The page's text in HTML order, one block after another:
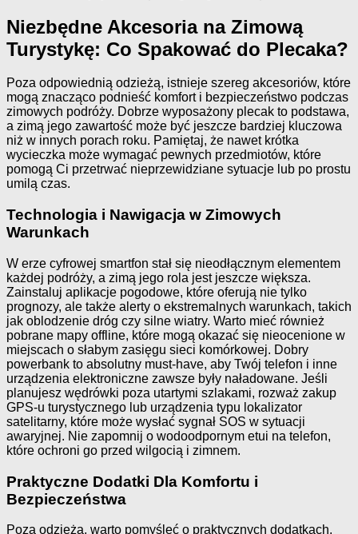
Niezbędne Akcesoria na Zimową
Turystykę: Co Spakować do Plecaka?
Poza odpowiednią odzieżą, istnieje szereg akcesoriów, które
mogą znacząco podnieść komfort i bezpieczeństwo podczas
zimowych podróży. Dobrze wyposażony plecak to podstawa,
a zimą jego zawartość może być jeszcze bardziej kluczowa
niż w innych porach roku. Pamiętaj, że nawet krótka
wycieczka może wymagać pewnych przedmiotów, które
pomogą Ci przetrwać nieprzewidziane sytuacje lub po prostu
umilą czas.
Technologia i Nawigacja w Zimowych
Warunkach
W erze cyfrowej smartfon stał się nieodłącznym elementem
każdej podróży, a zimą jego rola jest jeszcze większa.
Zainstaluj aplikacje pogodowe, które oferują nie tylko
prognozy, ale także alerty o ekstremalnych warunkach, takich
jak oblodzenie dróg czy silne wiatry. Warto mieć również
pobrane mapy offline, które mogą okazać się nieocenione w
miejscach o słabym zasięgu sieci komórkowej. Dobry
powerbank to absolutny must-have, aby Twój telefon i inne
urządzenia elektroniczne zawsze były naładowane. Jeśli
planujesz wędrówki poza utartymi szlakami, rozważ zakup
GPS-u turystycznego lub urządzenia typu lokalizator
satelitarny, które może wysłać sygnał SOS w sytuacji
awaryjnej. Nie zapomnij o wodoodpornym etui na telefon,
które ochroni go przed wilgocią i zimnem.
Praktyczne Dodatki Dla Komfortu i
Bezpieczeństwa
Poza odzieżą, warto pomyśleć o praktycznych dodatkach.